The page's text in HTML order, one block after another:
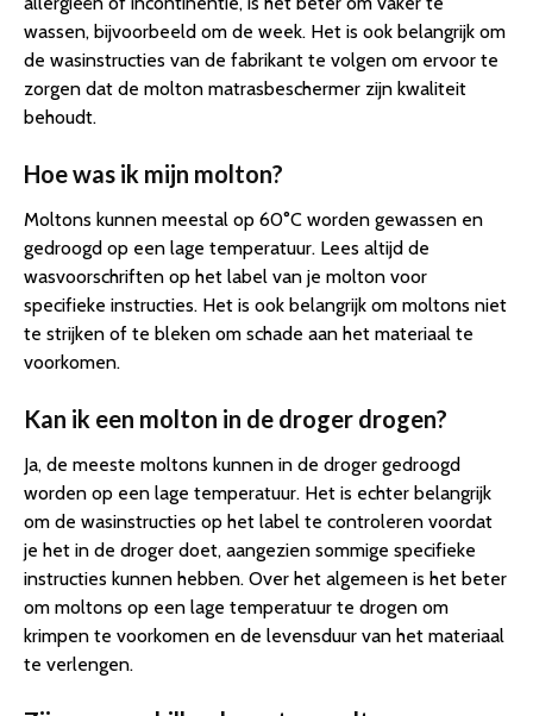
wassen, bijvoorbeeld om de week. Het is ook belangrijk om
de wasinstructies van de fabrikant te volgen om ervoor te
zorgen dat de molton matrasbeschermer zijn kwaliteit
behoudt.
Hoe was ik mijn molton?
Moltons kunnen meestal op 60°C worden gewassen en
gedroogd op een lage temperatuur. Lees altijd de
wasvoorschriften op het label van je molton voor
specifieke instructies. Het is ook belangrijk om moltons niet
te strijken of te bleken om schade aan het materiaal te
voorkomen.
Kan ik een molton in de droger drogen?
Ja, de meeste moltons kunnen in de droger gedroogd
worden op een lage temperatuur. Het is echter belangrijk
om de wasinstructies op het label te controleren voordat
je het in de droger doet, aangezien sommige specifieke
instructies kunnen hebben. Over het algemeen is het beter
om moltons op een lage temperatuur te drogen om
krimpen te voorkomen en de levensduur van het materiaal
te verlengen.